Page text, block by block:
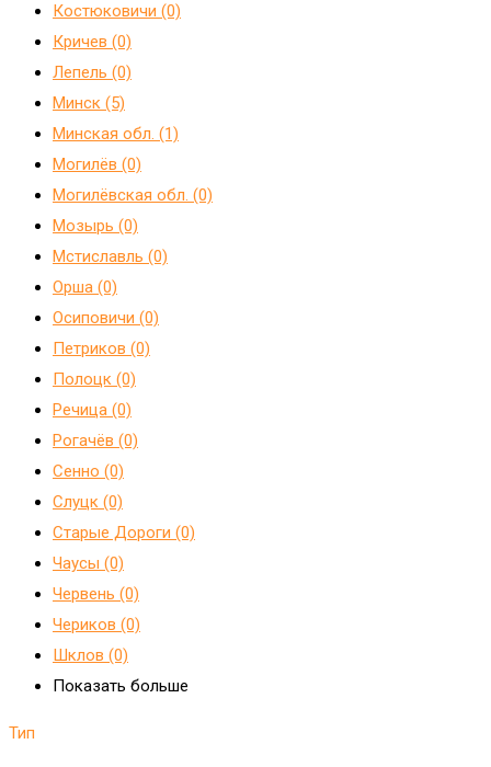
Костюковичи (0)
Кричев (0)
Лепель (0)
Минск (5)
Минская обл. (1)
Могилёв (0)
Могилёвская обл. (0)
Мозырь (0)
Мстиславль (0)
Орша (0)
Осиповичи (0)
Петриков (0)
Полоцк (0)
Речица (0)
Рогачёв (0)
Сенно (0)
Слуцк (0)
Старые Дороги (0)
Чаусы (0)
Червень (0)
Чериков (0)
Шклов (0)
Показать больше
Тип